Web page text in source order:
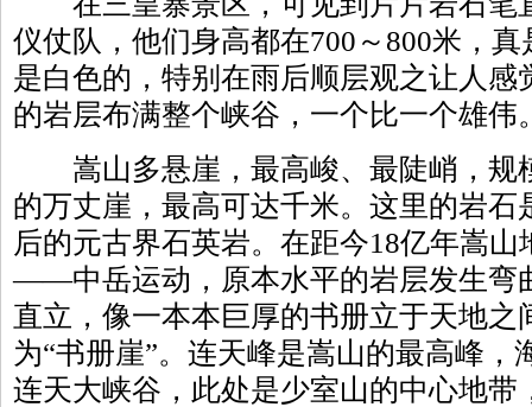
仪仗队，他们身高都在700～800米，
是白色的，特别在雨后顺层观之让人感
的岩层布满整个峡谷，一个比一个雄伟
嵩山多悬崖，最高峻、最陡峭，规
的万丈崖，最高可达千米。这里的岩石
后的元古界石英岩。在距今18亿年嵩
——中岳运动，原本水平的岩层发生弯
直立，像一本本巨厚的书册立于天地之
为“书册崖”。连天峰是嵩山的最高峰，
连天大峡谷，此处是少室山的中心地带